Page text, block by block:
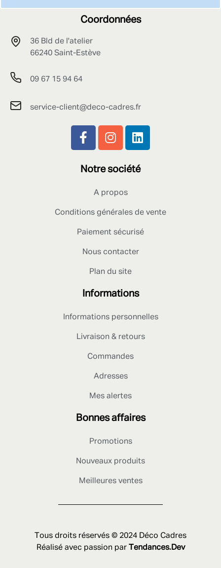
Coordonnées
36 Bld de l'atelier
66240 Saint-Estève
09 67 15 94 64
service-client@deco-cadres.fr
Notre société
A propos
Conditions générales de vente
Paiement sécurisé
Nous contacter
Plan du site
Informations
Informations personnelles
Livraison & retours
Commandes
Adresses
Mes alertes
Bonnes affaires
Promotions
Nouveaux produits
Meilleures ventes
Tous droits réservés © 2024 Déco Cadres
Réalisé avec passion par
Tendances.Dev